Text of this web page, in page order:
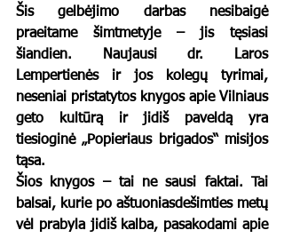
Šis gelbėjimo darbas nesibaigė
praeitame šimtmetyje – jis tęsiasi
šiandien. Naujausi dr. Laros
Lempertienės ir jos kolegų tyrimai,
neseniai pristatytos knygos apie Vilniaus
geto kultūrą ir jidiš paveldą yra
tiesioginė „Popieriaus brigados“ misijos
tąsa.
Šios knygos – tai ne sausi faktai. Tai
balsai, kurie po aštuoniasdešimties metų
vėl prabyla jidiš kalba, pasakodami apie